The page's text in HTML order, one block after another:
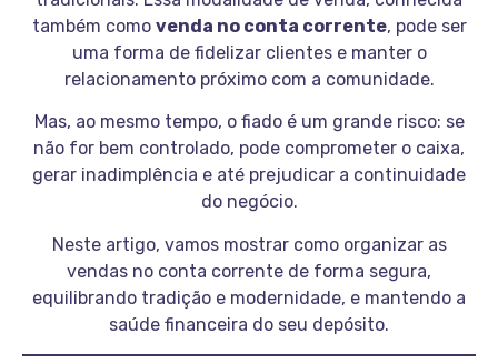
também como venda no conta corrente, pode ser
uma forma de fidelizar clientes e manter o
relacionamento próximo com a comunidade.
Mas, ao mesmo tempo, o fiado é um grande risco: se
não for bem controlado, pode comprometer o caixa,
gerar inadimplência e até prejudicar a continuidade
do negócio.
Neste artigo, vamos mostrar como organizar as
vendas no conta corrente de forma segura,
equilibrando tradição e modernidade, e mantendo a
saúde financeira do seu depósito.